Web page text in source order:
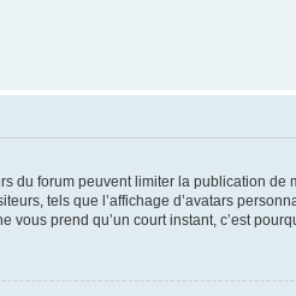
du forum peuvent limiter la publication
tels que l’affichage d’avatars
vous prend qu’un court instant, c’est